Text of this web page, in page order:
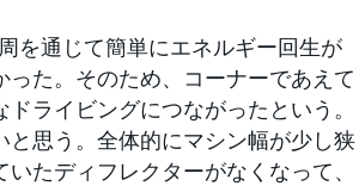
を通じて簡単にエネルギー回生が
た。そのため、コーナーであえて
ライビングにつながったという。
と思う。全体的にマシン幅が少し狭
たディフレクターがなくなって、